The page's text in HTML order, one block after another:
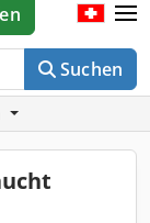
Suchen